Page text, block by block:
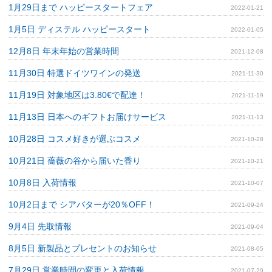
1月29日まで ハッピースタートフェア 2022-01-21
1月5日 ディステル ハッピースタート 2022-01-05
12月8日 年末年始の営業時間 2021-12-08
11月30日 特選ドイツワインの発送 2021-11-30
11月19日 対象地区は3.80€で配達！ 2021-11-19
11月13日 日本へのギフトお届けサービス 2021-11-13
10月28日 コスメ好きが選ぶコスメ 2021-10-28
10月21日 薔薇の谷から届いた香り 2021-10-21
10月8日 入荷情報 2021-10-07
10月2日まで シアバターが20％OFF！ 2021-09-24
9月4日 先取情報 2021-09-04
8月5日 新製品とプレセントのお知らせ 2021-08-05